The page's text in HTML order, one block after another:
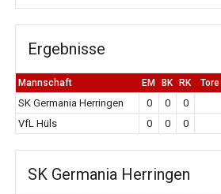
Ergebnisse
Mannschaft EM BK RK
SK Germania Herringen 0 0 0
VfL Hüls
0 0 0
SK Germania Herringen